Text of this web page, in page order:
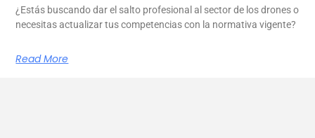
¿Estás buscando dar el salto profesional al sector de los drones o
necesitas actualizar tus competencias con la normativa vigente?
Read More